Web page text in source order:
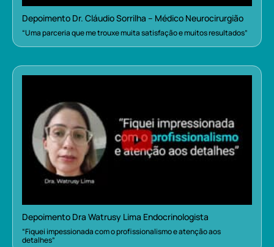
Depoimento Dr. Cláudio Sorrilha – Médico Neurocirurgião
“Uma parceria que me trouxe muita satisfação e muitos resultados”
Depoimento Dra Watrusy Lima Endocrinologista
“Fiquei impessionada com o profissionalismo e atenção aos
detalhes”